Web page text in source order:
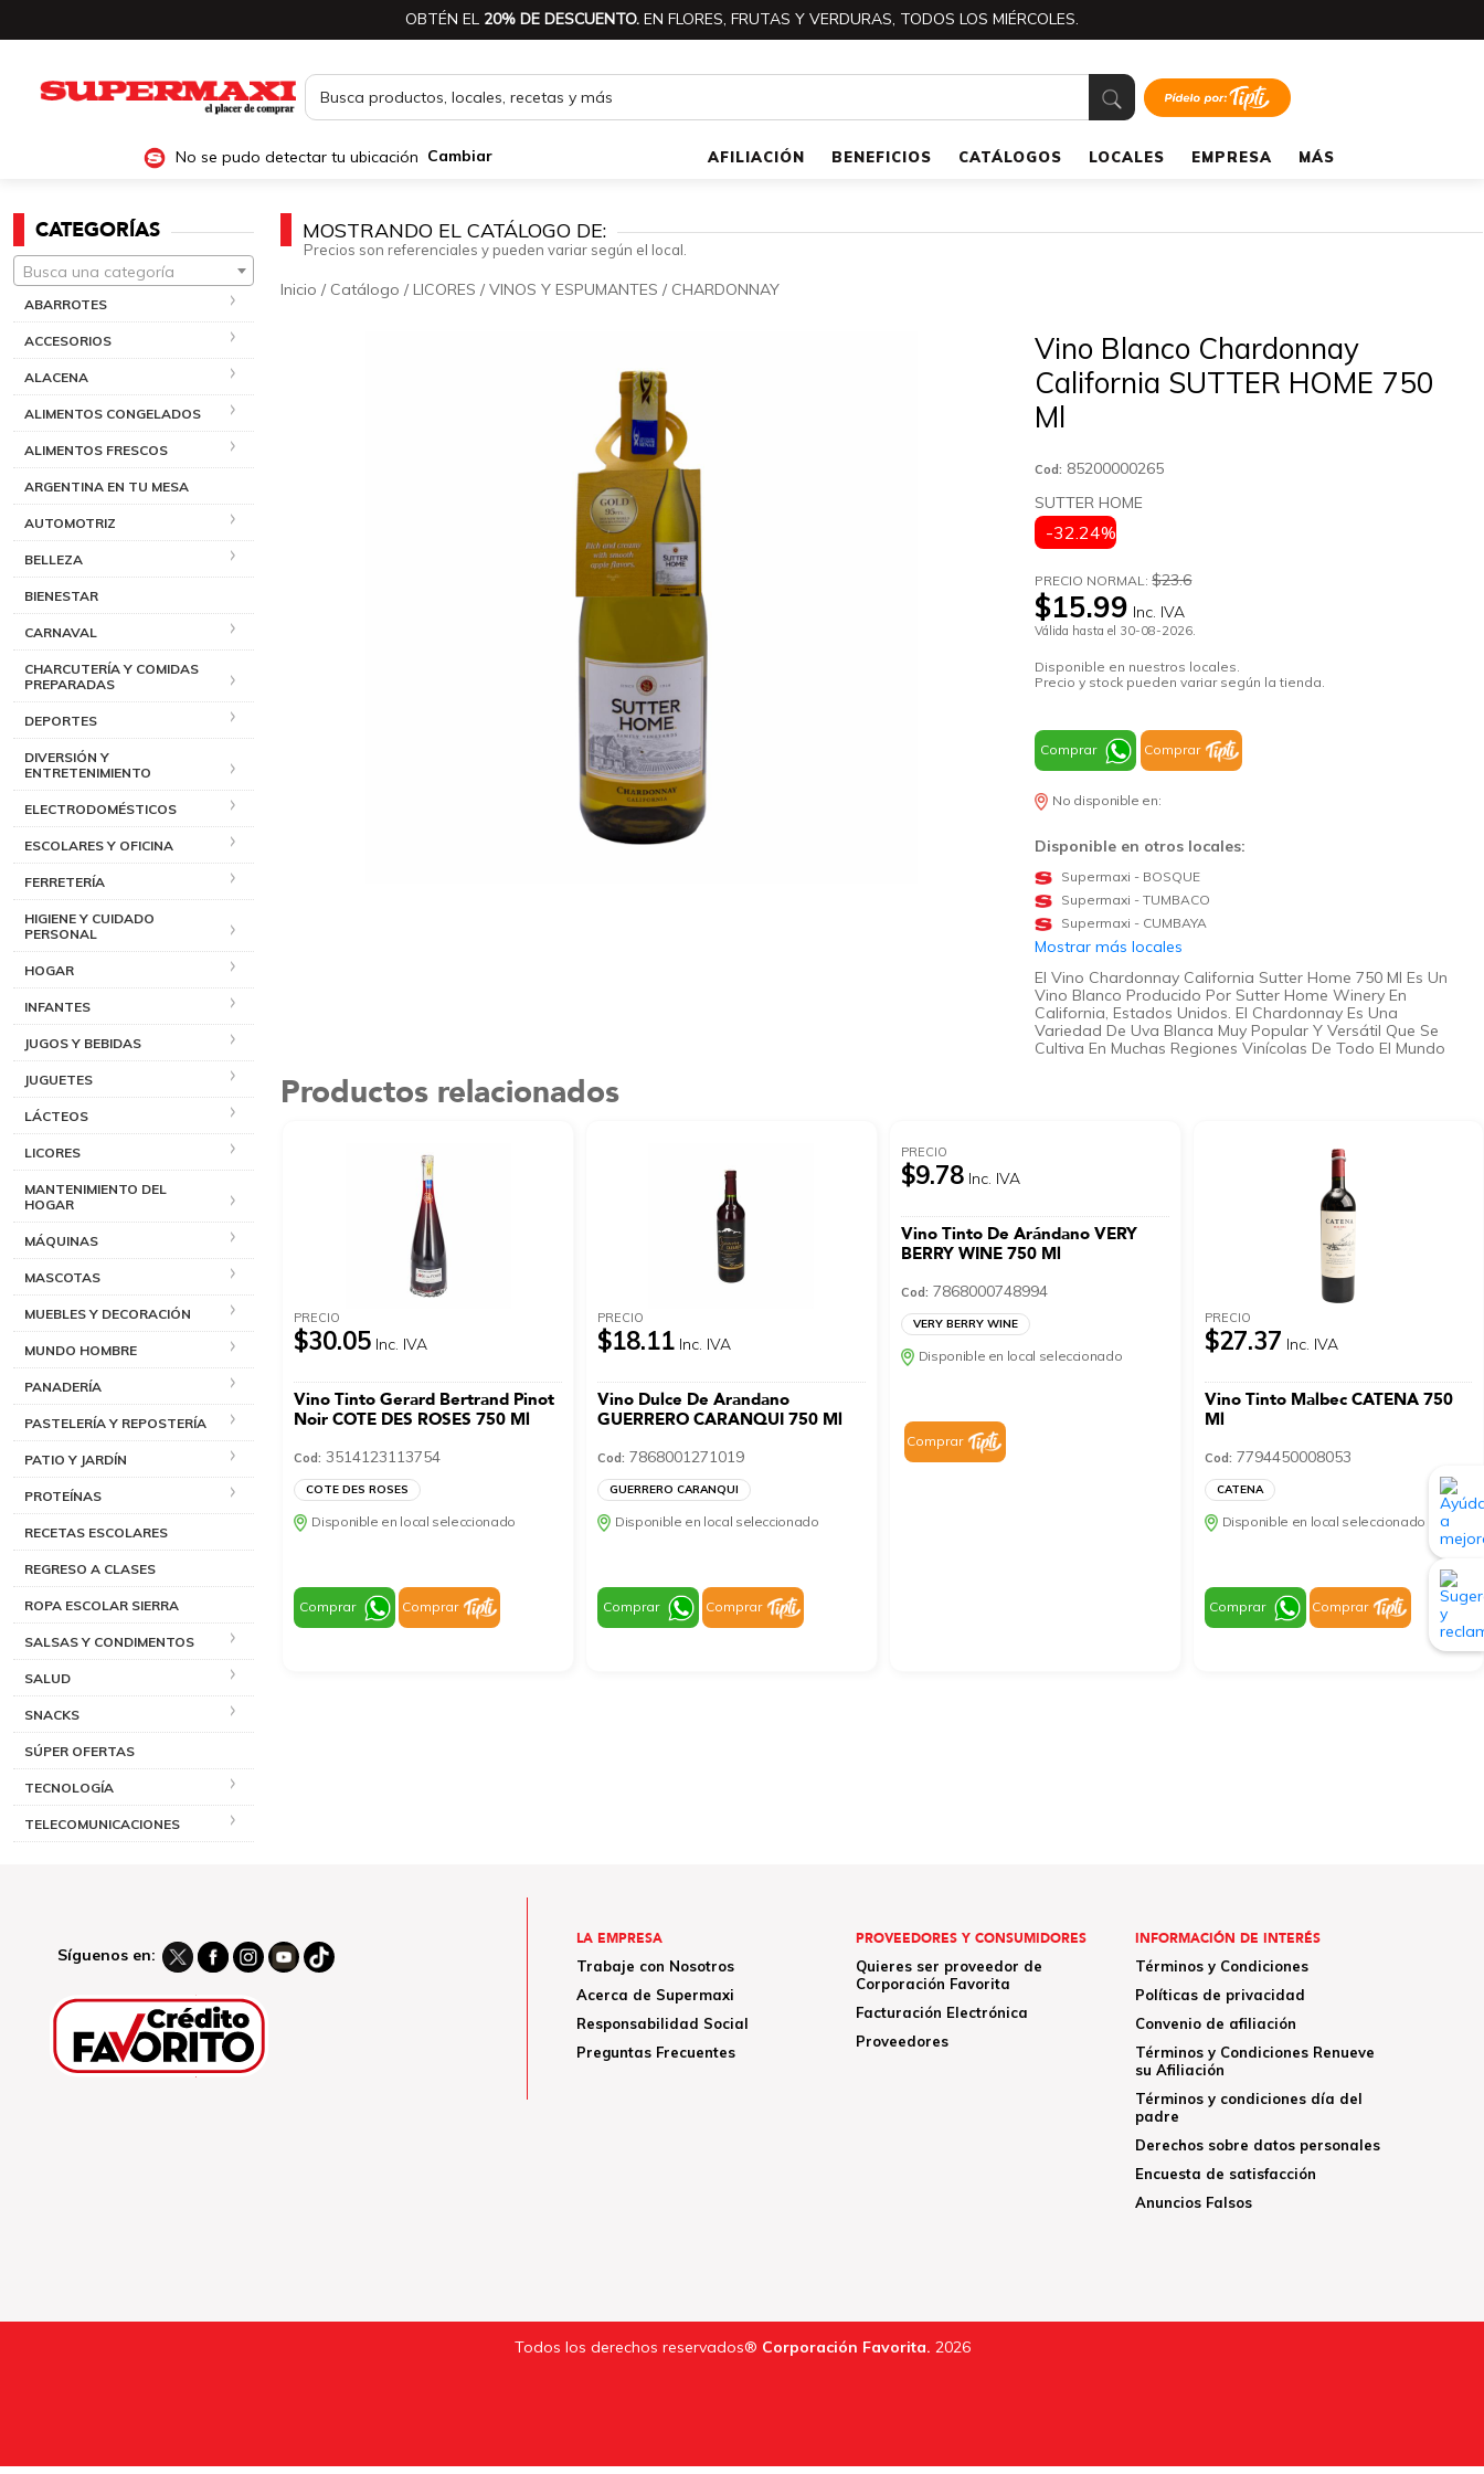
OBTÉN EL 20% DE DESCUENTO. EN FLORES, FRUTAS Y VERDURAS, TODOS LOS MIÉRCOLES.
No se pudo detectar tu ubicación Cambiar AFILIACIÓN BENEFICIOS CATÁLOGOS LOCALES EMPRESA MÁS
CATEGORÍAS
Busca una categoría
ABARROTES
ACCESORIOS
ALACENA
ALIMENTOS CONGELADOS
ALIMENTOS FRESCOS
ARGENTINA EN TU MESA
AUTOMOTRIZ
BELLEZA
BIENESTAR
CARNAVAL
CHARCUTERÍA Y COMIDAS
PREPARADAS
DEPORTES
DIVERSIÓN Y
ENTRETENIMIENTO
ELECTRODOMÉSTICOS
ESCOLARES Y OFICINA
FERRETERÍA
HIGIENE Y CUIDADO
PERSONAL
HOGAR
INFANTES
JUGOS Y BEBIDAS
JUGUETES
LÁCTEOS
LICORES
MANTENIMIENTO DEL
HOGAR
MÁQUINAS
MASCOTAS
MUEBLES Y DECORACIÓN
MUNDO HOMBRE
PANADERÍA
PASTELERÍA Y REPOSTERÍA
PATIO Y JARDÍN
PROTEÍNAS
RECETAS ESCOLARES
REGRESO A CLASES
ROPA ESCOLAR SIERRA
SALSAS Y CONDIMENTOS
SALUD
SNACKS
SÚPER OFERTAS
TECNOLOGÍA
TELECOMUNICACIONES
MOSTRANDO EL CATÁLOGO DE:
Precios son referenciales y pueden variar según el local.
Inicio / Catálogo / LICORES /VINOS Y ESPUMANTES / CHARDONNAY
Vino Blanco Chardonnay
California SUTTER HOME 750
Ml
Cod: 85200000265
SUTTER HOME
-32.24%
PRECIO NORMAL:$23.6
$15.99 Inc. IVA
Válida hasta el 30-08-2026.
Disponible en nuestros locales.
Precio y stock pueden variar según la tienda.
Comprar Comprar
No disponible en:
Disponible en otros locales:
Supermaxi - BOSQUE
Supermaxi - TUMBACO
Supermaxi - CUMBAYA
Mostrar más locales
El Vino Chardonnay California Sutter Home 750 Ml Es Un
Vino Blanco Producido Por Sutter Home Winery En
California, Estados Unidos. El Chardonnay Es Una
Variedad De Uva Blanca Muy Popular Y Versátil Que Se
Cultiva En Muchas Regiones Vinícolas De Todo El Mundo
Productos relacionados
PRECIO
$30.05 Inc. IVA
Vino Tinto Gerard Bertrand Pinot
Noir COTE DES ROSES 750 Ml
Cod: 3514123113754
COTE DES ROSES
Disponible en local seleccionado
Comprar Comprar
PRECIO
$18.11 Inc. IVA
Vino Dulce De Arandano
GUERRERO CARANQUI 750 Ml
Cod: 7868001271019
GUERRERO CARANQUI
Disponible en local seleccionado
Comprar Comprar
PRECIO
$9.78 Inc. IVA
Vino Tinto De Arándano VERY
BERRY WINE 750 Ml
Cod: 7868000748994
VERY BERRY WINE
Disponible en local seleccionado
Comprar
PRECIO
$27.37 Inc. IVA
Vino Tinto Malbec CATENA 750
Ml
Cod: 7794450008053
CATENA
Disponible en local seleccionado
Comprar Comprar
Síguenos en:
LA EMPRESA
Trabaje con Nosotros
Acerca de Supermaxi
Responsabilidad Social
Preguntas Frecuentes
PROVEEDORES Y CONSUMIDORES
Quieres ser proveedor de
Corporación Favorita
Facturación Electrónica
Proveedores
INFORMACIÓN DE INTERÉS
Términos y Condiciones
Políticas de privacidad
Convenio de afiliación
Términos y Condiciones Renueve
su Afiliación
Términos y condiciones día del
padre
Derechos sobre datos personales
Encuesta de satisfacción
Anuncios Falsos
Todos los derechos reservados® Corporación Favorita. 2026